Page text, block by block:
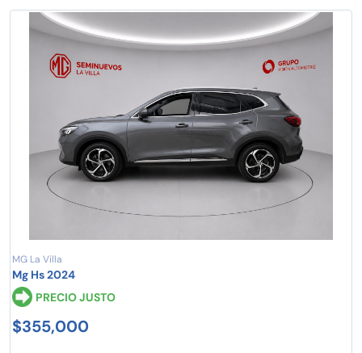
MG La Villa
Mg Hs 2024
PRECIO JUSTO
$355,000